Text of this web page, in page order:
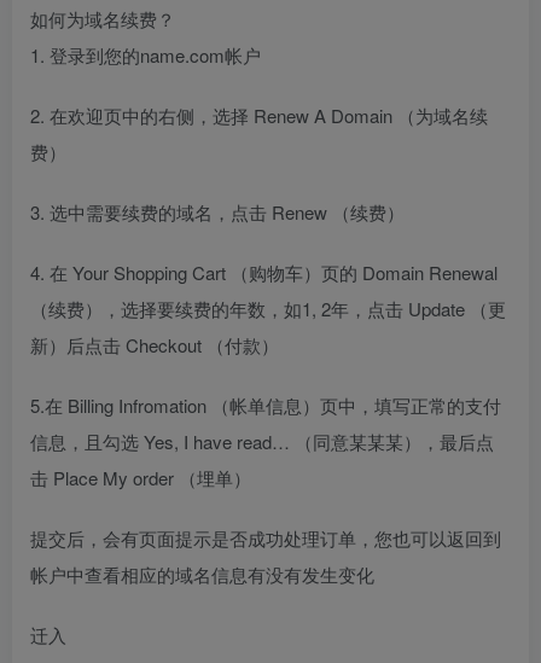
如何为域名续费？
1. 登录到您的name.com帐户
2. 在欢迎页中的右侧，选择 Renew A Domain （为域名续
费）
3. 选中需要续费的域名，点击 Renew （续费）
4. 在 Your Shopping Cart （购物车）页的 Domain Renewal
（续费），选择要续费的年数，如1, 2年，点击 Update （更
新）后点击 Checkout （付款）
5.在 Billing Infromation （帐单信息）页中，填写正常的支付
信息，且勾选 Yes, I have read… （同意某某某），最后点
击 Place My order （埋单）
提交后，会有页面提示是否成功处理订单，您也可以返回到
帐户中查看相应的域名信息有没有发生变化
迁入